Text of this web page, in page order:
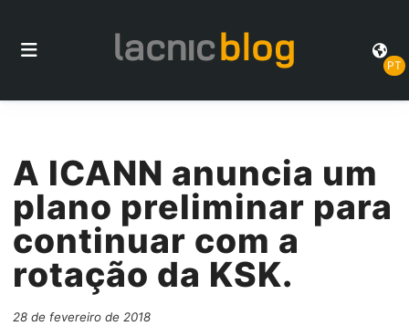
PT
A ICANN anuncia um
plano preliminar para
continuar com a
rotação da KSK.
28 de fevereiro de 2018